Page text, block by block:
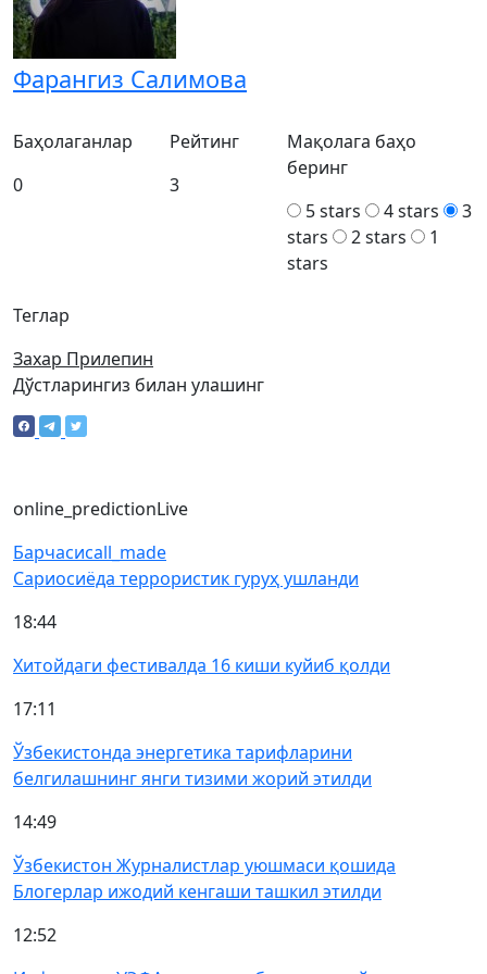
Фарангиз Салимова
Теглар
Захар Прилепин
Баҳолаганлар
0
Рейтинг
3
Мақолага баҳо
беринг
5 stars
4 stars
3
stars
2 stars
1
stars
Дўстларингиз билан улашинг
online_predictionLive
Барчасиcall_made
Сариосиёда террористик гуруҳ ушланди
18:44
Хитойдаги фестивалда 16 киши куйиб қолди
17:11
Ўзбекистонда энергетика тарифларини
белгилашнинг янги тизими жорий этилди
14:49
Ўзбекистон Журналистлар уюшмаси қошида
Блогерлар ижодий кенгаши ташкил этилди
12:52